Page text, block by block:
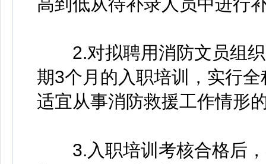
2.对拟聘用消防文员组织
期3个月的入职培训，实行
适宜从事消防救援工作情形
3.入职培训考核合格后，